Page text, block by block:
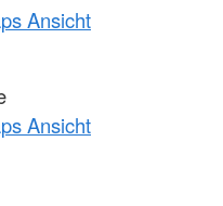
Ansicht
Ansicht